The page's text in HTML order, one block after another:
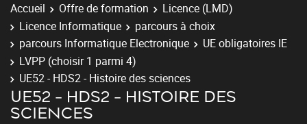
Accueil Offre de formation
Licence (LMD)
Licence Informatique
parcours à choix
parcours Informatique Electronique
UE obligatoires IE
LVPP (choisir 1 parmi 4)
UE52 - HDS2 - Histoire des sciences
UE52 - HDS2 - HISTOIRE DES
SCIENCES